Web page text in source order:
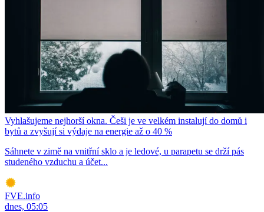
Vyhlašujeme nejhorší okna. Češi je ve velkém instalují do domů i
bytů a zvyšují si výdaje na energie až o 40 %
Sáhnete v zimě na vnitřní sklo a je ledové, u parapetu se drží pás
studeného vzduchu a účet...
FVE.info
dnes, 05:05